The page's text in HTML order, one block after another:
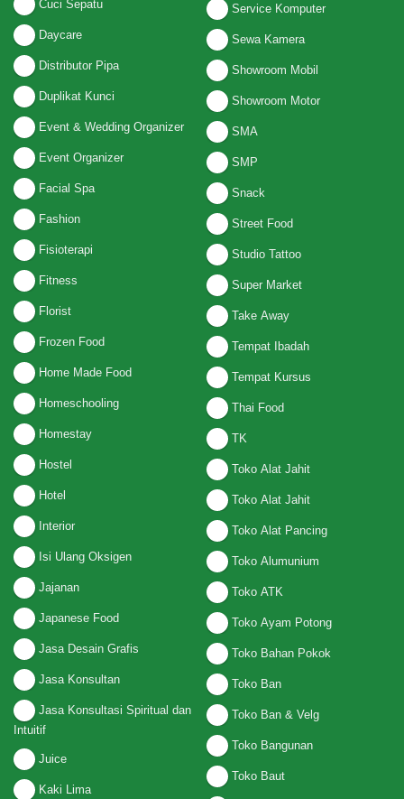
Cuci Sepatu
Daycare
Distributor Pipa
Duplikat Kunci
Event & Wedding Organizer
Event Organizer
Facial Spa
Fashion
Fisioterapi
Fitness
Florist
Frozen Food
Home Made Food
Homeschooling
Homestay
Hostel
Hotel
Interior
Isi Ulang Oksigen
Jajanan
Japanese Food
Jasa Desain Grafis
Jasa Konsultan
Jasa Konsultasi Spiritual dan
Intuitif
Juice
Kaki Lima
Service Komputer
Sewa Kamera
Showroom Mobil
Showroom Motor
SMA
SMP
Snack
Street Food
Studio Tattoo
Super Market
Take Away
Tempat Ibadah
Tempat Kursus
Thai Food
TK
Toko Alat Jahit
Toko Alat Jahit
Toko Alat Pancing
Toko Alumunium
Toko ATK
Toko Ayam Potong
Toko Bahan Pokok
Toko Ban
Toko Ban & Velg
Toko Bangunan
Toko Baut